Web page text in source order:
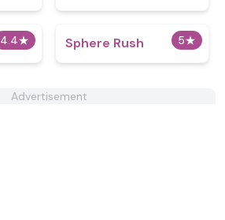
4.4★ 5★
Sphere Rush
Advertisement